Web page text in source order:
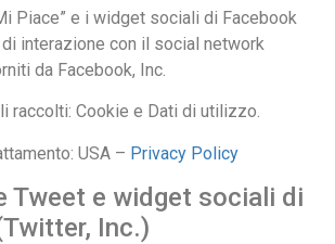
Piace” e i widget sociali di Facebook
interazione con il social network
da Facebook, Inc.
raccolti: Cookie e Dati di utilizzo.
USA – Privacy Policy
Tweet e widget sociali di
Inc.)